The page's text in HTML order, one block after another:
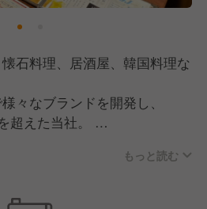
石料理、居酒屋、韓国料理な
々なブランドを開発し、
超えた当社。
…など、お客様と日々接する
もっと読む